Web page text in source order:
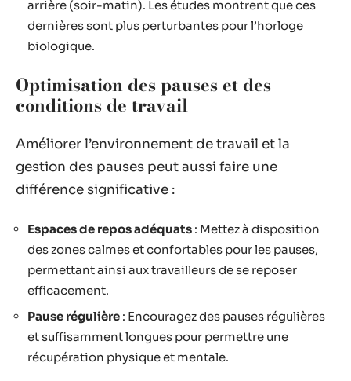
arrière (soir-matin). Les études montrent que ces
dernières sont plus perturbantes pour l’horloge
biologique.
Optimisation des pauses et des
conditions de travail
Améliorer l’environnement de travail et la
gestion des pauses peut aussi faire une
différence significative :
Espaces de repos adéquats : Mettez à disposition
des zones calmes et confortables pour les pauses,
permettant ainsi aux travailleurs de se reposer
efficacement.
Pause régulière : Encouragez des pauses régulières
et suffisamment longues pour permettre une
récupération physique et mentale.